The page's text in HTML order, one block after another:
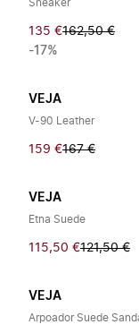
Sneaker
135 €162,50 €
-17%
VEJA
V-90 Leather
159 €167 €
VEJA
Etna Suede
115,50 €121,50 €
VEJA
Arpoador Suede